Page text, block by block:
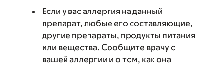
Если у вас аллергия на данный
препарат, любые его составляющие,
другие препараты, продукты питания
или вещества. Сообщите врачу о
вашей аллергии и о том, как она